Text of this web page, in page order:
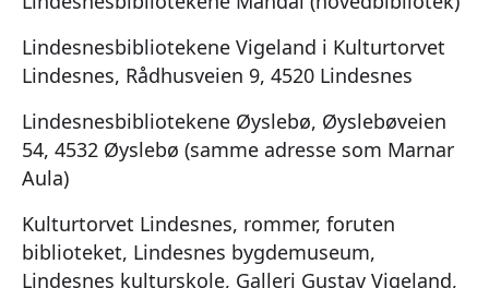
Lindesnesbibliotekene Vigeland i Kulturtorvet
Lindesnes, Rådhusveien 9, 4520 Lindesnes
Lindesnesbibliotekene Øyslebø, Øyslebøveien
54, 4532 Øyslebø (samme adresse som Marnar
Aula)
Kulturtorvet Lindesnes, rommer, foruten
biblioteket, Lindesnes bygdemuseum,
Lindesnes kulturskole, Galleri Gustav Vigeland,